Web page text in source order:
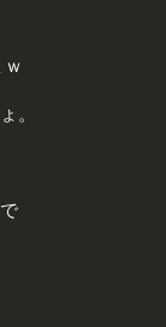
。